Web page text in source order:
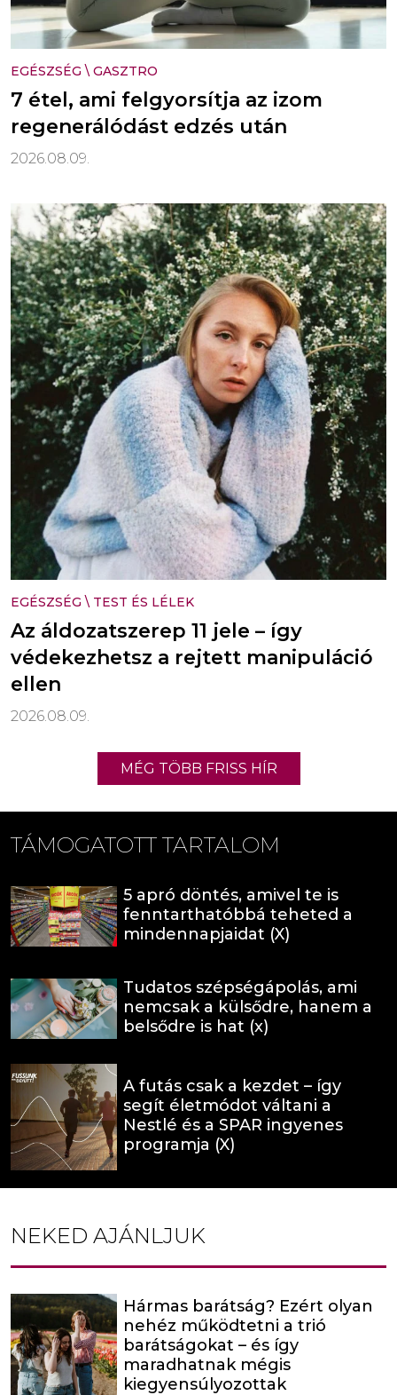
EGÉSZSÉG \ GASZTRO
7 étel, ami felgyorsítja az izom
regenerálódást edzés után
2026.08.09.
EGÉSZSÉG \ TEST ÉS LÉLEK
Az áldozatszerep 11 jele – így
védekezhetsz a rejtett manipuláció
ellen
2026.08.09.
MÉG TÖBB FRISS HÍR
TÁMOGATOTT TARTALOM
5 apró döntés, amivel te is
fenntarthatóbbá teheted a
mindennapjaidat (X)
Tudatos szépségápolás, ami
nemcsak a külsődre, hanem a
belsődre is hat (x)
A futás csak a kezdet – így
segít életmódot váltani a
Nestlé és a SPAR ingyenes
programja (X)
NEKED AJÁNLJUK
Hármas barátság? Ezért olyan
nehéz működtetni a trió
barátságokat – és így
maradhatnak mégis
kiegyensúlyozottak